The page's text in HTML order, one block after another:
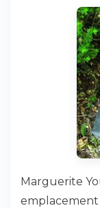
Marguerite
emplacement